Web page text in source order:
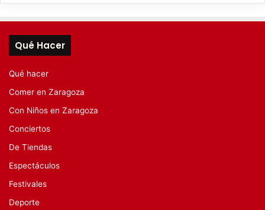
Qué Hacer
Qué hacer
Comer en Zaragoza
Con Niños en Zaragoza
Conciertos
De Tiendas
Espectáculos
Festivales
Deporte